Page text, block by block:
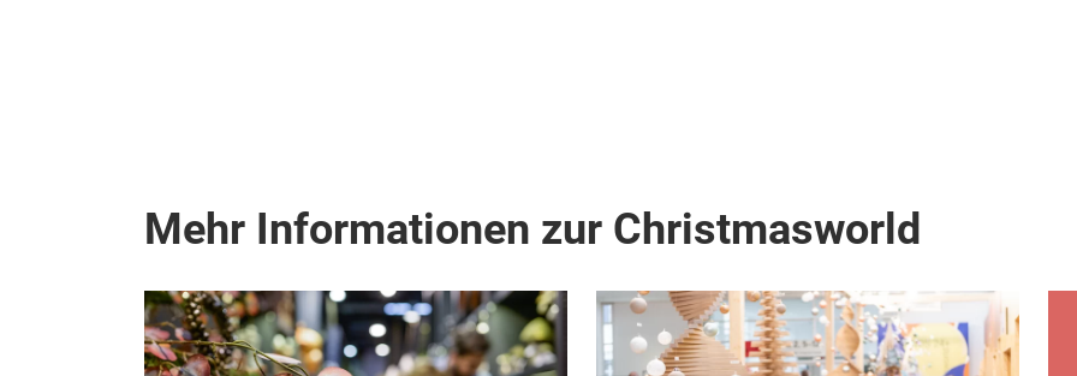
Mehr Informationen zur Christmasworld